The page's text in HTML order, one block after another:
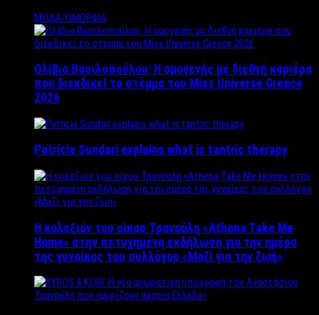
ΜΟΔΑ/ΟΜΟΡΦΙΑ
Ολίβια Βασιλοπούλου: Η ομογενής με διεθνή καριέρα
που διεκδικεί το στέμμα του Miss Universe Greece
2026
Patricia Sundari explains what is tantric therapy
Η κολεξιόν του οίκου Τρανούλη «Athena Take Me
Home» στην πετυχημένη εκδήλωση για την ημέρα
της γυναίκας του συλλόγου «Μαζί για την ζωή»